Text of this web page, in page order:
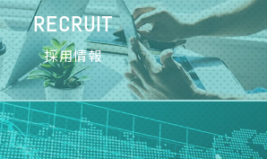
RECRUIT
採用情報